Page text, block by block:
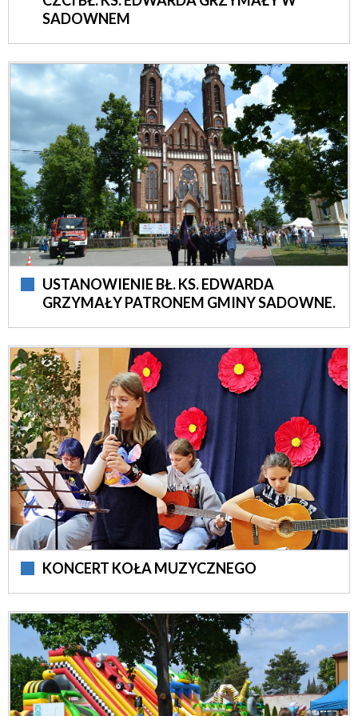
SADOWNEM
USTANOWIENIE BŁ. KS. EDWARDA
GRZYMAŁY PATRONEM GMINY SADOWNE.
KONCERT KOŁA MUZYCZNEGO